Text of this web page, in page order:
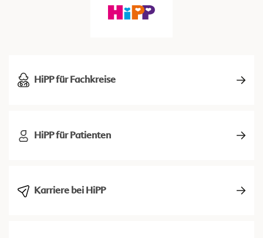
HiPP für Fachkreise
HiPP für Patienten
Karriere bei HiPP